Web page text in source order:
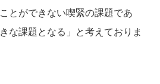
とができない喫緊の課題であ
な課題となる」と考えておりま